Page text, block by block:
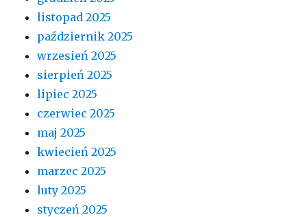
listopad 2025
październik 2025
wrzesień 2025
sierpień 2025
lipiec 2025
czerwiec 2025
maj 2025
kwiecień 2025
marzec 2025
luty 2025
styczeń 2025